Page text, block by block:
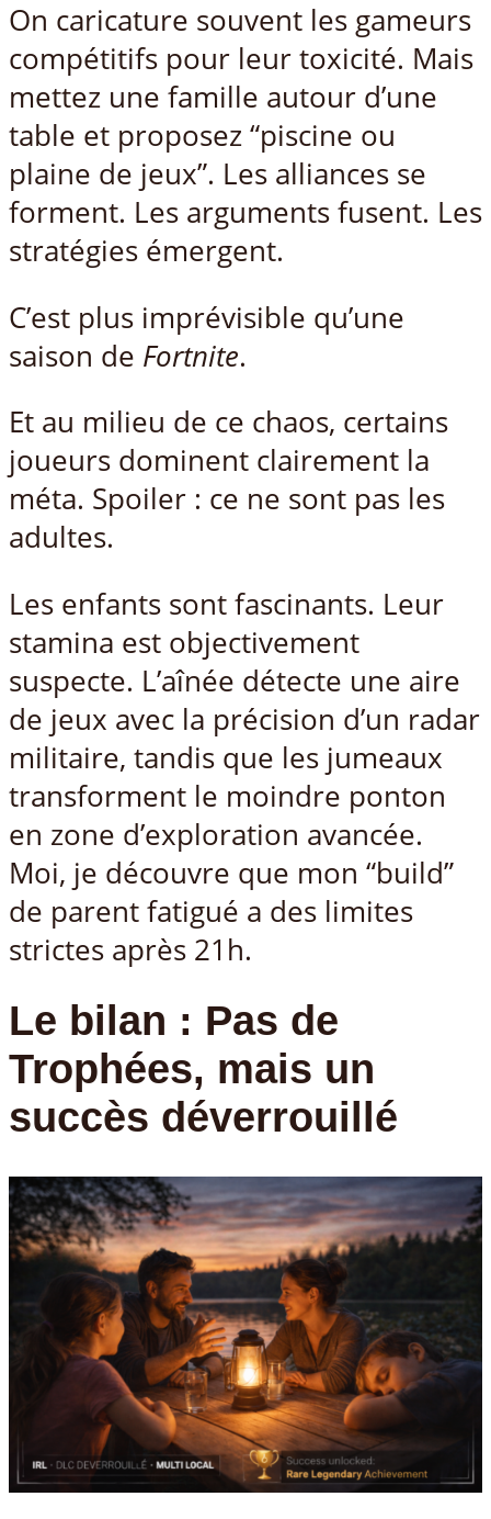
On caricature souvent les gameurs
compétitifs pour leur toxicité. Mais
mettez une famille autour d’une
table et proposez “piscine ou
plaine de jeux”. Les alliances se
forment. Les arguments fusent. Les
stratégies émergent.
C’est plus imprévisible qu’une
saison de Fortnite.
Et au milieu de ce chaos, certains
joueurs dominent clairement la
méta. Spoiler : ce ne sont pas les
adultes.
Les enfants sont fascinants. Leur
stamina est objectivement
suspecte. L’aînée détecte une aire
de jeux avec la précision d’un radar
militaire, tandis que les jumeaux
transforment le moindre ponton
en zone d’exploration avancée.
Moi, je découvre que mon “build”
de parent fatigué a des limites
strictes après 21h.
Le bilan : Pas de
Trophées, mais un
succès déverrouillé